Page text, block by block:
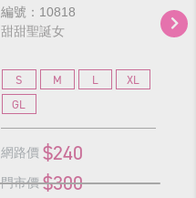
編號：10818
甜甜聖誕女
S M L
XL
GL
網路價 $240
門市價 $300
編
聖